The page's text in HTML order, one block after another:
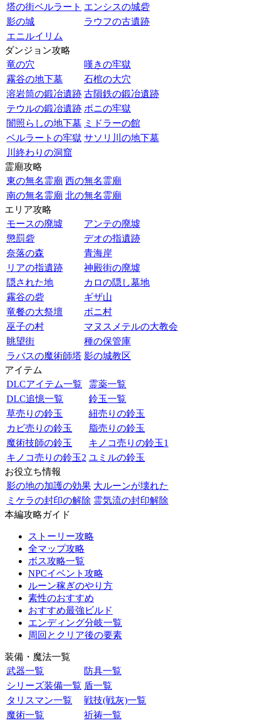
塔の街ベルラート エンシスの城砦
影の城
ラウフの古遺跡
エニルイリム
ダンジョン攻略
竜の穴
嘆きの牢獄
霧谷の地下墓
石棺の大穴
溶岩筒の鍛冶遺跡 古隕鉄の鍛冶遺跡
テウルの鍛冶遺跡 ボニの牢獄
闇照らしの地下墓 ミドラーの館
ベルラートの牢獄 サソリ川の地下墓
川終わりの洞窟
霊廟攻略
東の無名霊廟 西の無名霊廟
南の無名霊廟 北の無名霊廟
エリア攻略
モースの廃墟
アンテの廃墟
懲罰砦
デオの指遺跡
奈落の森
青海岸
リアの指遺跡
神殿街の廃墟
隠された地
カロの隠し墓地
霧谷の砦
ギザ山
竜餐の大祭壇
ボニ村
巫子の村
マヌスメテルの大教会
眺望街
種の保管庫
ラバスの魔術師塔 影の城教区
アイテム
DLCアイテム一覧
霊薬一覧
DLC追憶一覧
鈴玉一覧
草売りの鈴玉
紐売りの鈴玉
カビ売りの鈴玉
脂売りの鈴玉
魔術技師の鈴玉
キノコ売りの鈴玉1
キノコ売りの鈴玉2 ユミルの鈴玉
お役立ち情報
影の地の加護の効果 大ルーンが壊れた
ミケラの封印の解除 霊気流の封印解除
本編攻略ガイド
ストーリー攻略
全マップ攻略
ボス攻略一覧
NPCイベント攻略
ルーン稼ぎのやり方
素性のおすすめ
おすすめ最強ビルド
エンディング分岐一覧
周回とクリア後の要素
装備・魔法一覧
武器一覧
防具一覧
シリーズ装備一覧 盾一覧
タリスマン一覧
戦技(戦灰)一覧
魔術一覧
祈祷一覧